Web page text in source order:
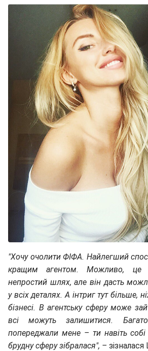
"Хочу очолити ФІФА. Найлегший
кращим агентом. Можливо, це
непростий шлях, але він дасть
у всіх деталях. А інтриг тут більше,
бізнесі. В агентську сферу може
всі можуть залишитися.
попереджали мене – ти навіть
брудну сферу зібралася", –